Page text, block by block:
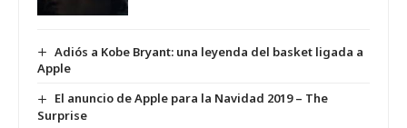
Adiós a Kobe Bryant: una leyenda del basket ligada a
Apple
El anuncio de Apple para la Navidad 2019 – The
Surprise